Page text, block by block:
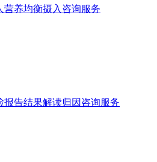
营养均衡摄入咨询服务
报告结果解读归因咨询服务